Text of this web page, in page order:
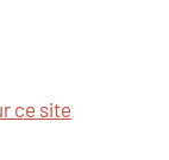
ce site